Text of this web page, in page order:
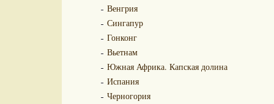
Венгрия
Сингапур
Гонконг
Вьетнам
Южная Африка. Капская долина
Испания
Черногория